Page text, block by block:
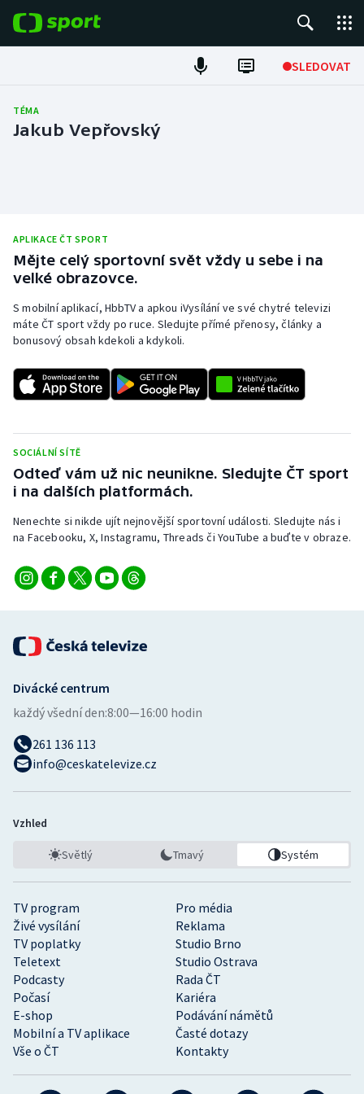
SLEDOVAT
Fotbal
Cyklistika
DALŠÍ SPORTY
Americký fotbal
Baseball a softbal
Biatlon
Boby a skeleton
Box
Curling
Dostihy
Florbal
Futsal
Gymnastika
Jezdectví
Judo
Krasobruslení
Lezení
Lyže a snowboard
Moderní pětiboj
Motorsport
NEPŘEHLÉDNĚTE
Soutěže
Aplikace ČT sport
AZ kvíz
TÉMA
Jakub Vepřovský
APLIKACE ČT SPORT
Mějte celý sportovní svět vždy u sebe i na
velké obrazovce.
S mobilní aplikací, HbbTV a apkou iVysílání ve své chytré televizi
máte ČT sport vždy po ruce. Sledujte přímé přenosy, články a
bonusový obsah kdekoli a kdykoli.
SOCIÁLNÍ SÍTĚ
Odteď vám už nic neunikne. Sledujte ČT sport
i na dalších platformách.
Nenechte si nikde ujít nejnovější sportovní události. Sledujte nás i
na Facebooku, X, Instagramu, Threads či YouTube a buďte v obraze.
TV program
Pro média
Živé vysílání
Reklama
TV poplatky
Studio Brno
Teletext
Studio Ostrava
Podcasty
Rada ČT
Počasí
Kariéra
E-shop
Podávání námětů
Mobilní a TV aplikace
Časté dotazy
Vše o ČT
Kontakty
Divácké centrum
každý všední den:8:00—16:00 hodin
261 136 113
info@ceskatelevize.cz
Vzhled
Světlý Tmavý Systém